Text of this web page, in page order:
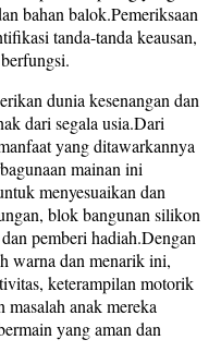
bahan balok.Pemeriksaan
tanda-tanda keausan,
dunia kesenangan dan
dari segala usia.Dari
yang ditawarkannya
mainan ini
menyesuaikan dan
blok bangunan silikon
pemberi hadiah.Dengan
warna dan menarik ini,
keterampilan motorik
masalah anak mereka
yang aman dan